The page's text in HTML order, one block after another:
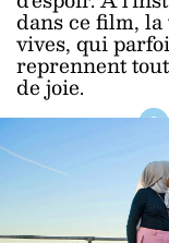
dans ce film,
vives, qui
reprennent
de joie.